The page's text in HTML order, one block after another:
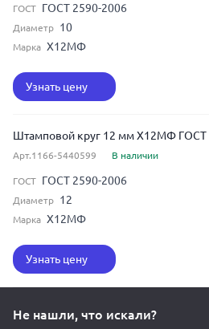
ГОСТ ГОСТ 2590-2006
Диаметр 10
Марка Х12МФ
Узнать цену
Штамповой круг 12 мм Х12МФ ГОСТ
Арт.1166-5440599 В наличии
ГОСТ ГОСТ 2590-2006
Диаметр 12
Марка Х12МФ
Узнать цену
Не нашли, что искали?